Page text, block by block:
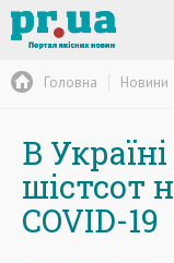
Головна Новини
В
шістсот
COVID-19